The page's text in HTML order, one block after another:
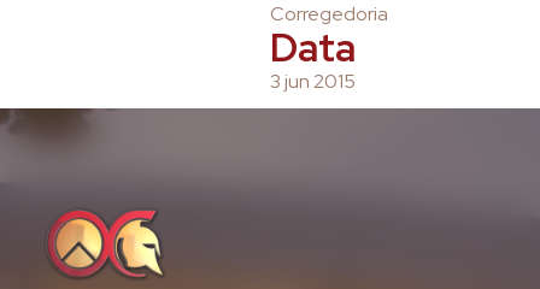
Corregedoria
Data
3 jun 2015